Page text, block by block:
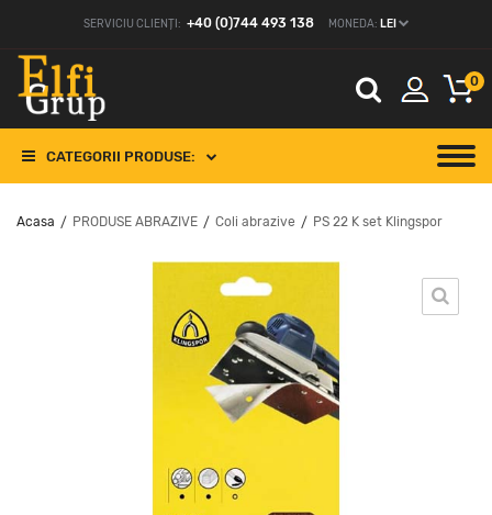
SERVICIU CLIENȚI: +40 (0)744 493 138 MONEDA: LEI
0
CATEGORII PRODUSE:
Acasa / PRODUSE ABRAZIVE / Coli abrazive / PS 22 K set Klingspor